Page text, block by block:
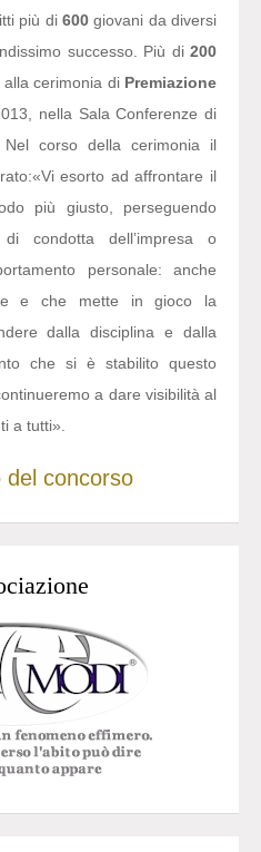
più di 600giovani da diversi
successo. Più di 200
cerimonia di Premiazione
nella Sala Conferenze di
corso della cerimonia il
«Vi esorto ad affrontare il
più giusto, perseguendo
condotta dell’impresa o
personale: anche
e che mette in gioco la
dalla disciplina e dalla
che si è stabilito questo
a dare visibilità al
a tutti».
del concorso